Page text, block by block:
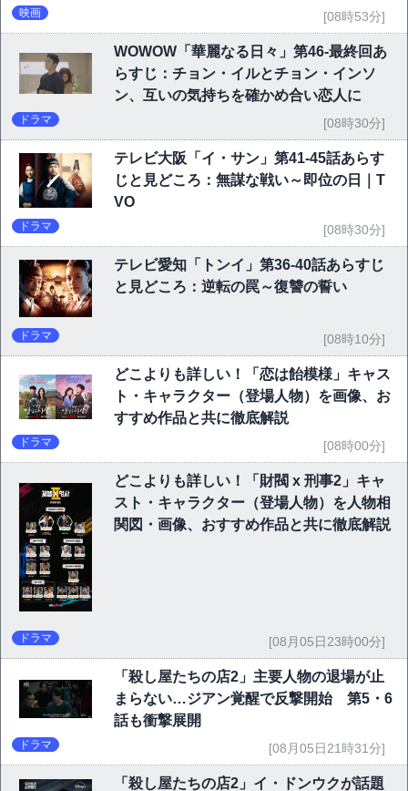
映画 [08時53分]
WOWOW「華麗なる日々」第46-最終回あ
らすじ：チョン・イルとチョン・インソ
ン、互いの気持ちを確かめ合い恋人に
ドラマ [08時30分]
テレビ大阪「イ・サン」第41-45話あらす
じと見どころ：無謀な戦い～即位の日｜T
VO
ドラマ [08時30分]
テレビ愛知「トンイ」第36-40話あらすじ
と見どころ：逆転の罠～復讐の誓い
ドラマ [08時10分]
どこよりも詳しい！「恋は飴模様」キャス
ト・キャラクター（登場人物）を画像、お
すすめ作品と共に徹底解説
ドラマ [08時00分]
どこよりも詳しい！「財閥 x 刑事2」キャ
スト・キャラクター（登場人物）を人物相
関図・画像、おすすめ作品と共に徹底解説
ドラマ [08月05日23時00分]
「殺し屋たちの店2」主要人物の退場が止
まらない…ジアン覚醒で反撃開始 第5・6
話も衝撃展開
ドラマ [08月05日21時31分]
「殺し屋たちの店2」イ・ドンウクが話題